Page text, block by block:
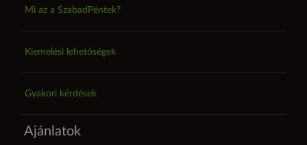
Mi az a SzabadPéntek?
Kiemelési lehetőségek
Gyakori kérdések
Ajánlatok